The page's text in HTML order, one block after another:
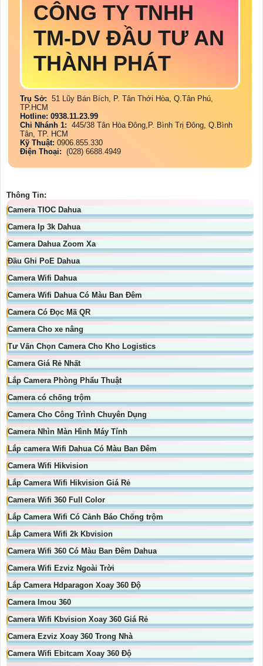
CÔNG TY TNHH
TM-DV ĐẦU TƯ AN
THÀNH PHÁT
Trụ Sở: 51 Lũy Bán Bích, P. Tân Thới Hòa, Q.Tân Phú,
TP.HCM
Hotline: 0938.11.23.99
Chi Nhánh 1: 445/38 Tân Hòa Đông,P. Bình Trị Đông, Q.Bình
Tân, TP. HCM
Kỹ Thuật: 0906.855.330
Điện Thoại: (028) 6688.4949
Thông Tin:
Camera TIOC Dahua
Camera Ip 3k Dahua
Camera Dahua Zoom Xa
Đầu Ghi PoE Dahua
Camera Wifi Dahua
Camera Wifi Dahua Có Màu Ban Đêm
Camera Có Đọc Mã QR
Camera Cho xe nâng
Tư Vấn Chọn Camera Cho Kho Logistics
Camera Giá Rẻ Nhất
Lắp Camera Phòng Phẩu Thuật
Camera có chống trộm
Camera Cho Công Trình Chuyên Dụng
Camera Nhìn Màn Hình Máy Tính
Lắp camera Wifi Dahua Có Màu Ban Đêm
Camera Wifi Hikvision
Lắp Camera Wifi Hikvision Giá Rẻ
Camera Wifi 360 Full Color
Lắp Camera Wifi Có Cảnh Báo Chống trộm
Lắp Camera Wifi 2k Kbvision
Camera Wifi 360 Có Màu Ban Đêm Dahua
Camera Wifi Ezviz Ngoài Trời
Lắp Camera Hdparagon Xoay 360 Độ
Camera Imou 360
Camera Wifi Kbvision Xoay 360 Giá Rẻ
Camera Ezviz Xoay 360 Trong Nhà
Camera Wifi Ebitcam Xoay 360 Độ